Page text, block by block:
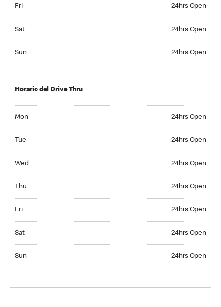
Fri 24hrs Open
Sat 24hrs Open
Sun 24hrs Open
Horario del Drive Thru
Mon 24hrs Open
Tue 24hrs Open
Wed 24hrs Open
Thu 24hrs Open
Fri 24hrs Open
Sat 24hrs Open
Sun 24hrs Open